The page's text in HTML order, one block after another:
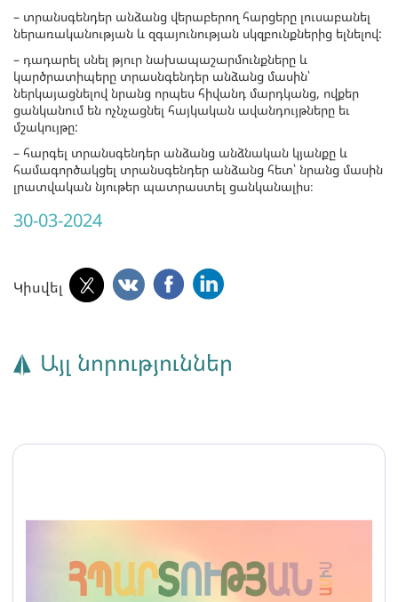
– տրանսգենդեր անձանց վերաբերող հարցերը լուսաբանել
ներառականության և զգայունության սկզբունքներից ելնելով:
– դադարել սնել թյուր նախապաշարմունքները և
կարծրատիպերը տրասնգենդեր անձանց մասին՝
ներկայացնելով նրանց որպես հիվանդ մարդկանց, ովքեր
ցանկանում են ոչնչացնել հայկական ավանդույթները եւ
մշակույթը:
– հարգել տրանսգենդեր անձանց անձնական կյանքը և
համագործակցել տրանսգենդեր անձանց հետ՝ նրանց մասին
լրատվական նյութեր պատրաստել ցանկանալիս։
30-03-2024
Կիսվել
Այլ նորություններ